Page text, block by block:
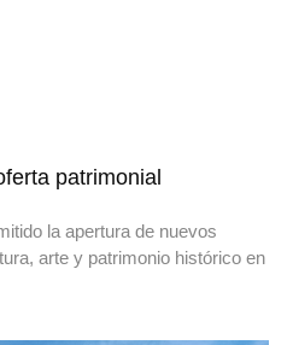
patrimonial
la apertura de nuevos
arte y patrimonio histórico en